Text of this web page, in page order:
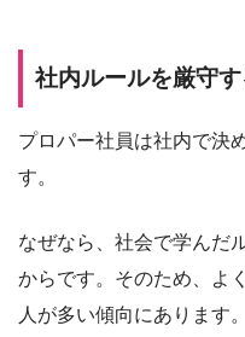
社内ルールを厳守す
プロパー社員は社内で決
す。
なぜなら、社会で学んだ
からです。そのため、よ
人が多い傾向にあります。